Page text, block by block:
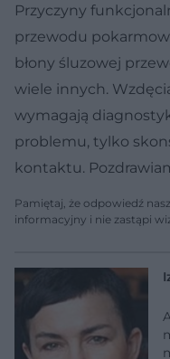
Przyczyny
przewodu
błony śluzowej
wiele innych.
wymagają
problemu, tylko
kontaktu.
Pamiętaj, że odpowiedź
informacyjny i nie zastąpi